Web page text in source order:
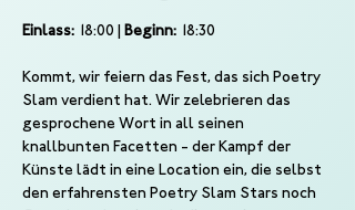
Einlass: 18:00 | Beginn: 18:30
Kommt, wir feiern das Fest, das sich Poetry
Slam verdient hat. Wir zelebrieren das
gesprochene Wort in all seinen
knallbunten Facetten - der Kampf der
Künste lädt in eine Location ein, die selbst
den erfahrensten Poetry Slam Stars noch